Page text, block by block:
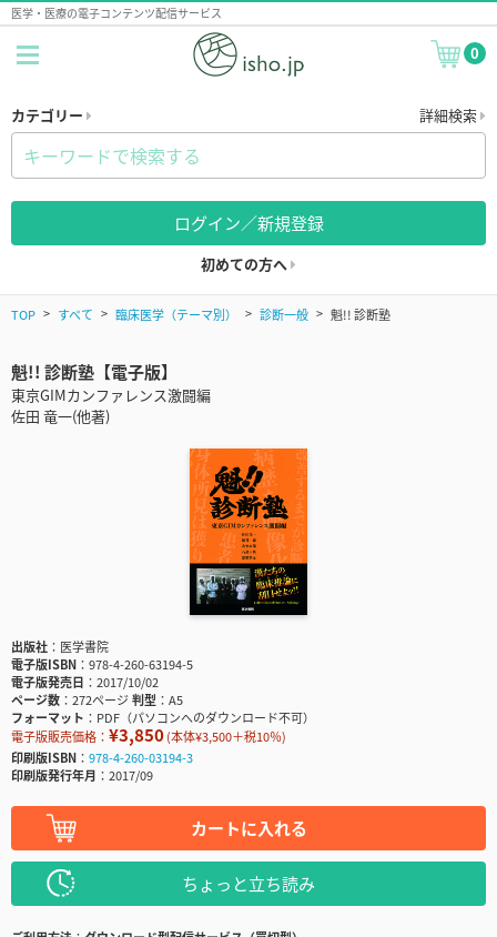
医学・医療の電子コンテンツ配信サービス
0
カテゴリー 詳細検索
ログイン／新規登録
初めての方へ
TOP すべて 臨床医学（テーマ別） 診断一般 魁!! 診断塾
魁!! 診断塾【電子版】
東京GIMカンファレンス激闘編
佐田 竜一(他著)
出版社
医学書院
電子版ISBN
978-4-260-63194-5
電子版発売日
2017/10/02
ページ数
272ページ判型
A5
フォーマット
PDF（パソコンへのダウンロード不可）
電子版販売価格： ¥3,850(本体¥3,500＋税10％)
印刷版ISBN
978-4-260-03194-3
印刷版発行年月
2017/09
カートに入れる
ちょっと立ち読み